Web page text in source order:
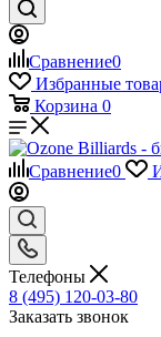
Сравнение0
Избранные
Корзина 0
Сравнение0
Телефоны
8 (495) 120-03-80
Заказать звонок